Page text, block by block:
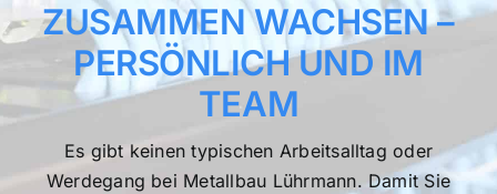
ZUSAMMEN WACHSEN –
PERSÖNLICH UND IM
TEAM
Es gibt keinen typischen Arbeitsalltag oder
Werdegang bei Metallbau Lührmann. Damit Sie